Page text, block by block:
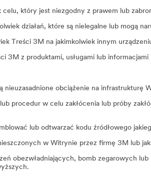
który jest niezgodny z prawem lub
działań, które są nielegalne lub mogą
Treści 3M na jakimkolwiek innym
3M z produktami, usługami lub
nieuzasadnione obciążenie na infrastrukturę
procedur w celu zakłócenia lub próby
lub odtwarzać kodu źródłowego
w Witrynie przez firmę 3M lub
obezwładniających, bomb zegarowych